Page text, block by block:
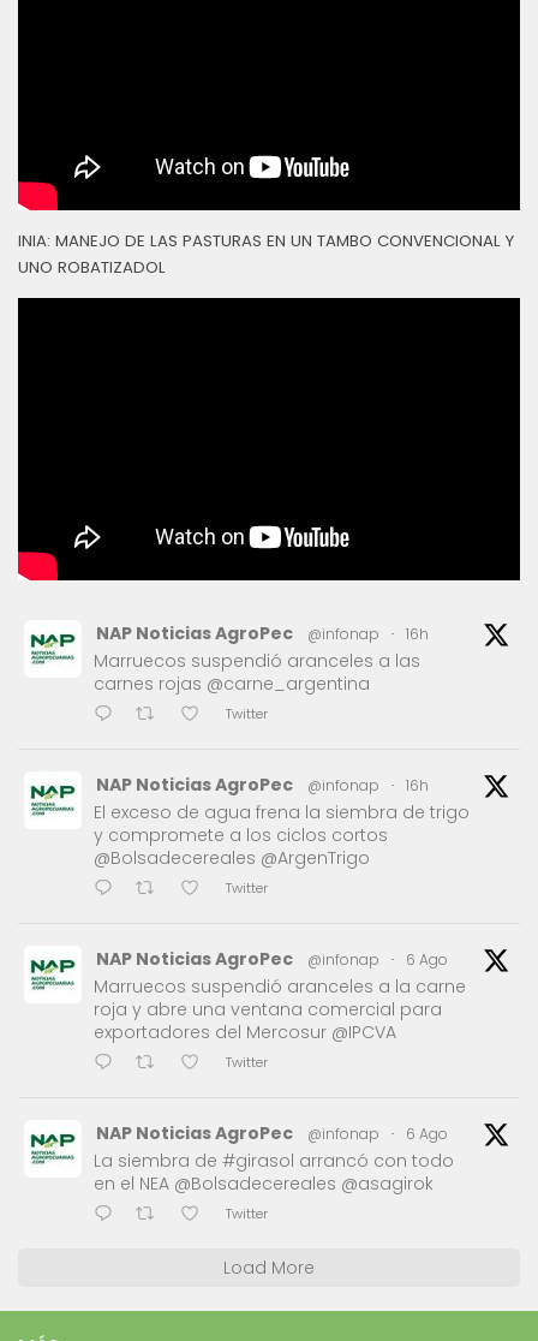
INIA: MANEJO DE LAS PASTURAS EN UN TAMBO CONVENCIONAL Y
UNO ROBATIZADOL
NAP Noticias AgroPec @infonap · 16h
Marruecos suspendió aranceles a las
carnes rojas @carne_argentina
Twitter
NAP Noticias AgroPec @infonap · 16h
El exceso de agua frena la siembra de trigo
y compromete a los ciclos cortos
@Bolsadecereales @ArgenTrigo
Twitter
NAP Noticias AgroPec @infonap · 6 Ago
Marruecos suspendió aranceles a la carne
roja y abre una ventana comercial para
exportadores del Mercosur @IPCVA
Twitter
NAP Noticias AgroPec @infonap · 6 Ago
La siembra de #girasol arrancó con todo
en el NEA @Bolsadecereales @asagirok
Twitter
Load More